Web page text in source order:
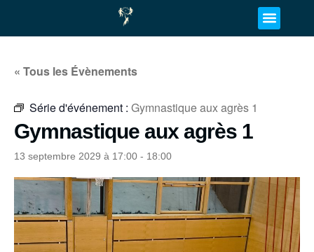
« Tous les Évènements
Série d'événement : Gymnastique aux agrès 1
Gymnastique aux agrès 1
13 septembre 2029 à 17:00 - 18:00